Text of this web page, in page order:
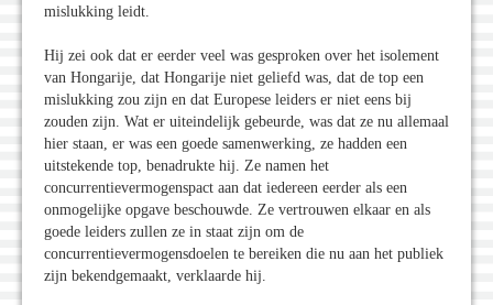
mislukking leidt.
Hij zei ook dat er eerder veel was gesproken over het isolement
van Hongarije, dat Hongarije niet geliefd was, dat de top een
mislukking zou zijn en dat Europese leiders er niet eens bij
zouden zijn. Wat er uiteindelijk gebeurde, was dat ze nu allemaal
hier staan, er was een goede samenwerking, ze hadden een
uitstekende top, benadrukte hij. Ze namen het
concurrentievermogenspact aan dat iedereen eerder als een
onmogelijke opgave beschouwde. Ze vertrouwen elkaar en als
goede leiders zullen ze in staat zijn om de
concurrentievermogensdoelen te bereiken die nu aan het publiek
zijn bekendgemaakt, verklaarde hij.